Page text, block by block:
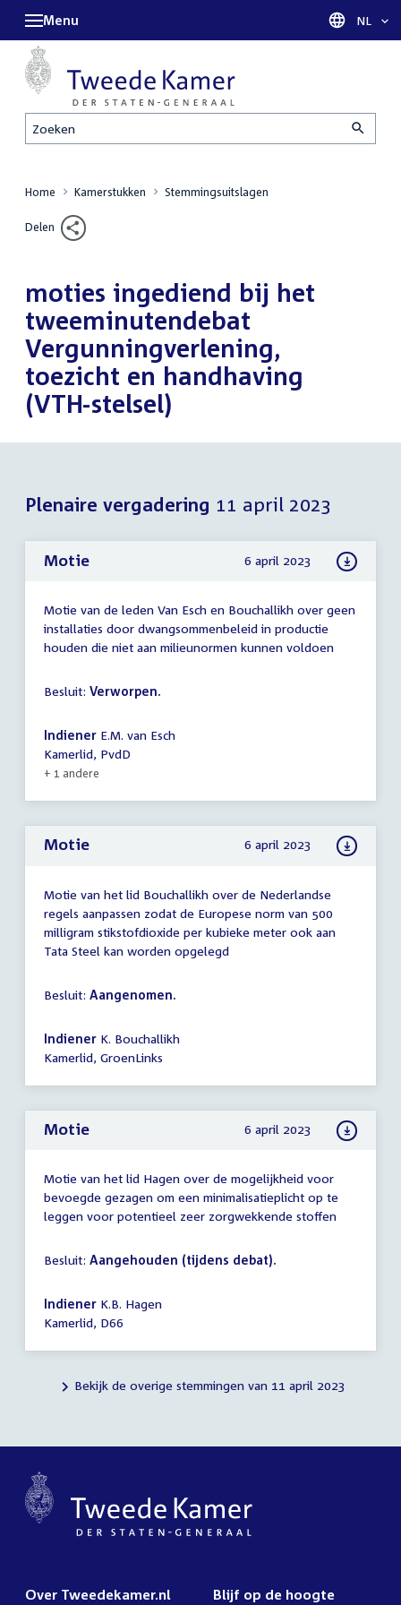
Zoeken
Menu Taal
NL
Home Kamerstukken Stemmingsuitslagen
Delen
moties ingediend bij het
tweeminutendebat
Vergunningverlening,
toezicht en handhaving
(VTH-stelsel)
Plenaire vergadering 11 april 2023
Motie 6 april 2023
Motie van de leden Van Esch en Bouchallikh over geen
installaties door dwangsommenbeleid in productie
houden die niet aan milieunormen kunnen voldoen
Besluit: Verworpen.
Indiener E.M. van Esch
Kamerlid, PvdD
+ 1 andere
Motie 6 april 2023
Motie van het lid Bouchallikh over de Nederlandse
regels aanpassen zodat de Europese norm van 500
milligram stikstofdioxide per kubieke meter ook aan
Tata Steel kan worden opgelegd
Besluit: Aangenomen.
Indiener K. Bouchallikh
Kamerlid, GroenLinks
Motie 6 april 2023
Motie van het lid Hagen over de mogelijkheid voor
bevoegde gezagen om een minimalisatieplicht op te
leggen voor potentieel zeer zorgwekkende stoffen
Besluit: Aangehouden (tijdens debat).
Indiener K.B. Hagen
Kamerlid, D66
Bekijk de overige stemmingen van 11 april 2023
Over Tweedekamer.nl Blijf op de hoogte